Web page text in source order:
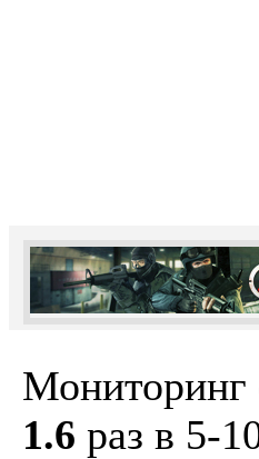
Мониторинг
1.6 раз в 5-